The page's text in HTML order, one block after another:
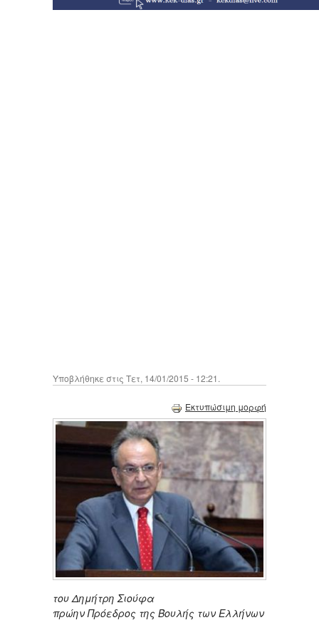
Υποβλήθηκε στις Τετ, 14/01/2015 - 12:21.
Εκτυπώσιμη μορφή
του Δημήτρη Σιούφα
πρώην Πρόεδρος της Βουλής των Ελλήνων